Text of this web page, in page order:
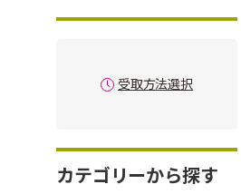
受取方法選択
カテゴリーから探す